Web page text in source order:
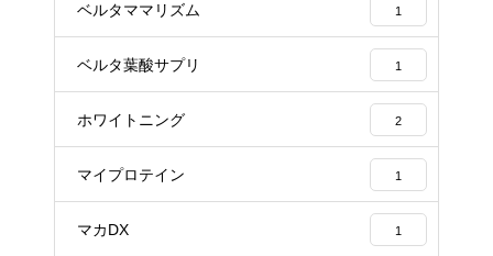
ベルタママリズム 1
ベルタ葉酸サプリ 1
ホワイトニング 2
マイプロテイン 1
マカDX 1